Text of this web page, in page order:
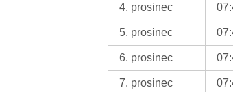
4. prosinec
5. prosinec
6. prosinec
7. prosinec